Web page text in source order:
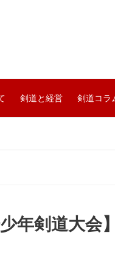
剣道と経営 剣道コラ
年剣道大会